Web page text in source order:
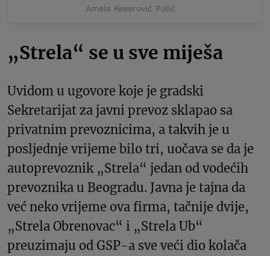
Amela Keserović Polić
„Strela“ se u sve miješa
Uvidom u ugovore koje je gradski
Sekretarijat za javni prevoz sklapao sa
privatnim prevoznicima, a takvih je u
posljednje vrijeme bilo tri, uočava se da je
autoprevoznik „Strela“ jedan od vodećih
prevoznika u Beogradu. Javna je tajna da
već neko vrijeme ova firma, tačnije dvije,
„Strela Obrenovac“ i „Strela Ub“
preuzimaju od GSP-a sve veći dio kolača